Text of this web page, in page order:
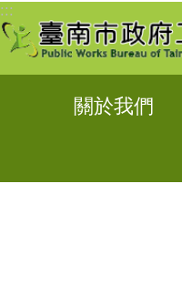
跳到主要內容區塊
:::
關於我們